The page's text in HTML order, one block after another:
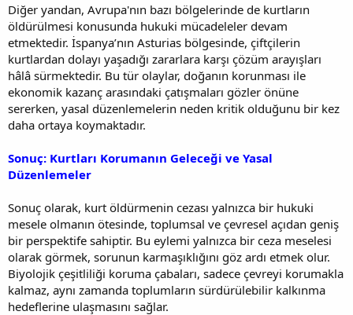
Diğer yandan, Avrupa'nın bazı bölgelerinde de kurtların
öldürülmesi konusunda hukuki mücadeleler devam
etmektedir. İspanya’nın Asturias bölgesinde, çiftçilerin
kurtlardan dolayı yaşadığı zararlara karşı çözüm arayışları
hâlâ sürmektedir. Bu tür olaylar, doğanın korunması ile
ekonomik kazanç arasındaki çatışmaları gözler önüne
sererken, yasal düzenlemelerin neden kritik olduğunu bir kez
daha ortaya koymaktadır.
Sonuç: Kurtları Korumanın Geleceği ve Yasal
Düzenlemeler
Sonuç olarak, kurt öldürmenin cezası yalnızca bir hukuki
mesele olmanın ötesinde, toplumsal ve çevresel açıdan geniş
bir perspektife sahiptir. Bu eylemi yalnızca bir ceza meselesi
olarak görmek, sorunun karmaşıklığını göz ardı etmek olur.
Biyolojik çeşitliliği koruma çabaları, sadece çevreyi korumakla
kalmaz, aynı zamanda toplumların sürdürülebilir kalkınma
hedeflerine ulaşmasını sağlar.